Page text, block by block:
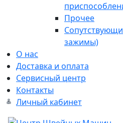
Прочее
зажимы)
О нас
Доставка и оплата
Сервисный центр
Контакты
Личный кабинет